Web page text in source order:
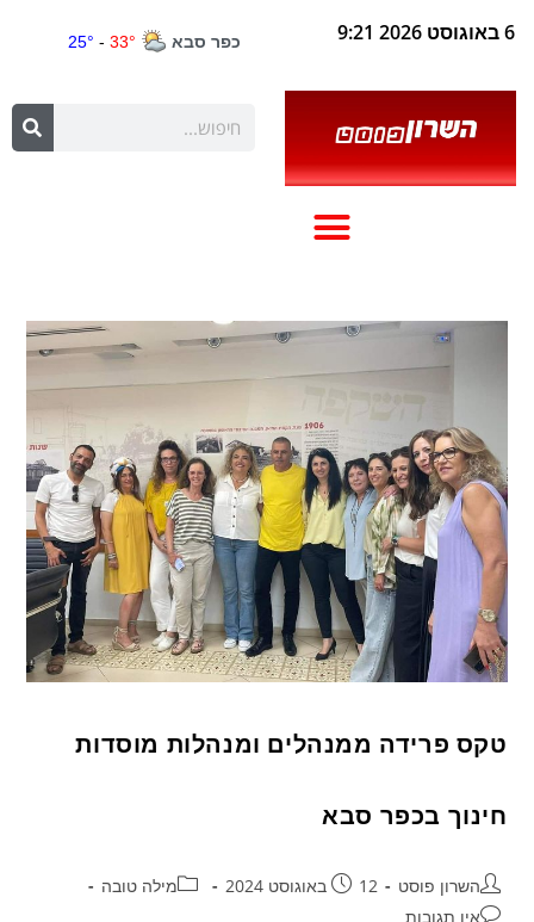
6 באוגוסט 2026 9:21
טקס פרידה ממנהלים ומנהלות מוסדות
חינוך בכפר סבא
השרון פוסט 12 באוגוסט 2024
מילה טובה
אין תגובות